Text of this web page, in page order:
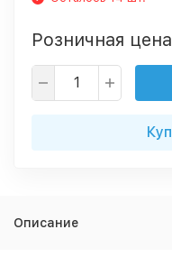
Розничная цена
Описание